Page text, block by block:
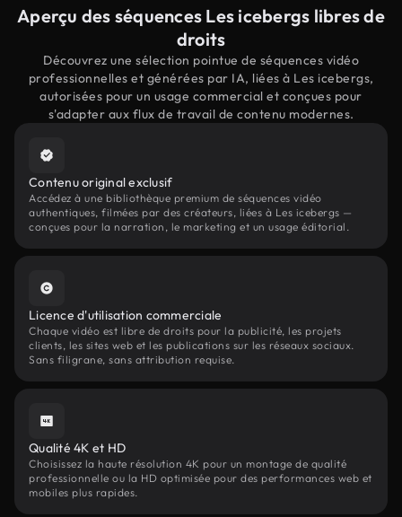
Aperçu des séquences Les icebergs libres de
droits
Découvrez une sélection pointue de séquences vidéo
professionnelles et générées par IA, liées à Les icebergs,
autorisées pour un usage commercial et conçues pour
s'adapter aux flux de travail de contenu modernes.
Contenu original exclusif
Accédez à une bibliothèque premium de séquences vidéo
authentiques, filmées par des créateurs, liées à Les icebergs —
conçues pour la narration, le marketing et un usage éditorial.
Licence d'utilisation commerciale
Chaque vidéo est libre de droits pour la publicité, les projets
clients, les sites web et les publications sur les réseaux sociaux.
Sans filigrane, sans attribution requise.
Qualité 4K et HD
Choisissez la haute résolution 4K pour un montage de qualité
professionnelle ou la HD optimisée pour des performances web et
mobiles plus rapides.